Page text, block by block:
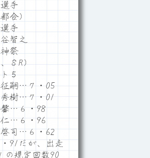
手
合）
手
智之
祭
８R）
５
征嗣…７・05
樹…７・01
馨…６・98
仁…６・96
啓司…６・62
91だが、出走
の規定回数90